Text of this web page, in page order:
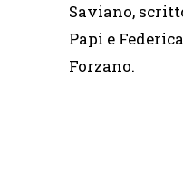
Saviano,
Papi e
Forzano.